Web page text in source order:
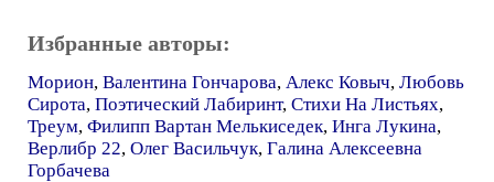
Избранные авторы:
Морион, Валентина Гончарова, Алекс Ковыч, Любовь
Сирота, Поэтический Лабиринт, Стихи На Листьях,
Треум, Филипп Вартан Мелькиседек, Инга Лукина,
Верлибр 22, Олег Васильчук, Галина Алексеевна
Горбачева